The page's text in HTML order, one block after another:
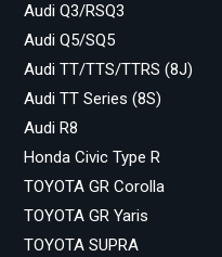
Audi Q3/RSQ3
Audi Q5/SQ5
Audi TT/TTS/TTRS (8J)
Audi TT Series (8S)
Audi R8
Honda Civic Type R
TOYOTA GR Corolla
TOYOTA GR Yaris
TOYOTA SUPRA